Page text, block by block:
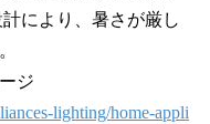
により、暑さが厳し
ジ
lighting/home-appli